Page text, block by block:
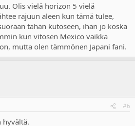
Olis vielä horizon 5 vielä
rajuun aleen kun tämä tulee,
tähän kutoseen, ihan jo koska
kun vitosen Mexico vaikka
mutta olen tämmönen Japani fani.
#6
hyvältä.